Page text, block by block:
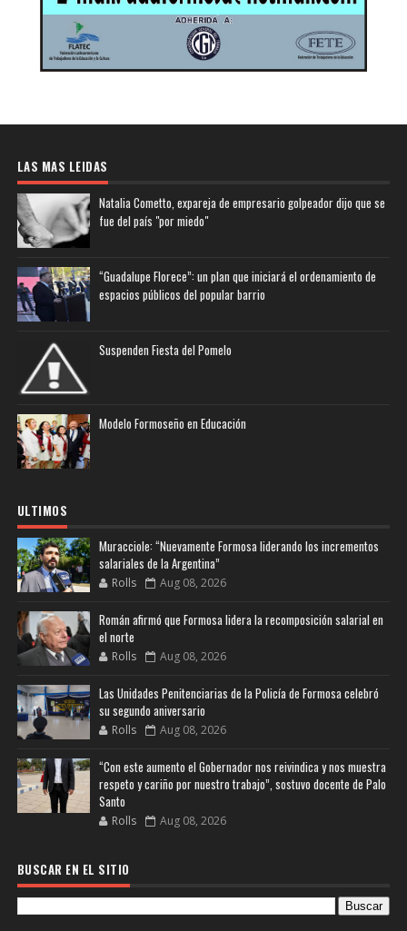
LAS MAS LEIDAS
Natalia Cometto, expareja de empresario golpeador dijo que se
fue del país "por miedo"
“Guadalupe Florece”: un plan que iniciará el ordenamiento de
espacios públicos del popular barrio
Suspenden Fiesta del Pomelo
Modelo Formoseño en Educación
ULTIMOS
Muracciole: “Nuevamente Formosa liderando los incrementos
salariales de la Argentina”
Rolls Aug 08, 2026
Román afirmó que Formosa lidera la recomposición salarial en
el norte
Rolls Aug 08, 2026
Las Unidades Penitenciarias de la Policía de Formosa celebró
su segundo aniversario
Rolls Aug 08, 2026
“Con este aumento el Gobernador nos reivindica y nos muestra
respeto y cariño por nuestro trabajo”, sostuvo docente de Palo
Santo
Rolls Aug 08, 2026
BUSCAR EN EL SITIO